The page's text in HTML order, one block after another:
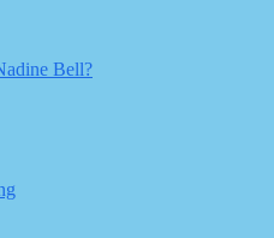
Bell?